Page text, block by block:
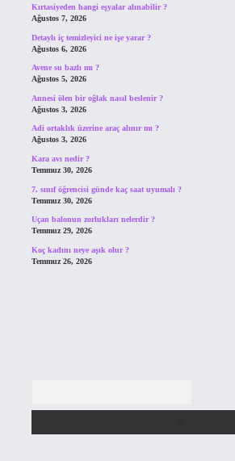
Kırtasiyeden hangi eşyalar alınabilir ?
Ağustos 7, 2026
Detaylı iç temizleyici ne işe yarar ?
Ağustos 6, 2026
Avene su bazlı mı ?
Ağustos 5, 2026
Annesi ölen bir oğlak nasıl beslenir ?
Ağustos 3, 2026
Adi ortaklık üzerine araç alınır mı ?
Ağustos 3, 2026
Kara avı nedir ?
Temmuz 30, 2026
7. sınıf öğrencisi günde kaç saat uyumalı ?
Temmuz 30, 2026
Uçan balonun zorlukları nelerdir ?
Temmuz 29, 2026
Koç kadını neye aşık olur ?
Temmuz 26, 2026